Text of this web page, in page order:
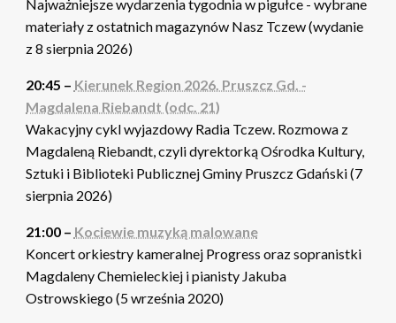
Najważniejsze wydarzenia tygodnia w pigułce - wybrane
materiały z ostatnich magazynów Nasz Tczew (wydanie
z 8 sierpnia 2026)
20:45 – Kierunek Region 2026. Pruszcz Gd. -
Magdalena Riebandt (odc. 21)
Wakacyjny cykl wyjazdowy Radia Tczew. Rozmowa z
Magdaleną Riebandt, czyli dyrektorką Ośrodka Kultury,
Sztuki i Biblioteki Publicznej Gminy Pruszcz Gdański (7
sierpnia 2026)
21:00 – Kociewie muzyką malowane
Koncert orkiestry kameralnej Progress oraz sopranistki
Magdaleny Chemieleckiej i pianisty Jakuba
Ostrowskiego (5 września 2020)